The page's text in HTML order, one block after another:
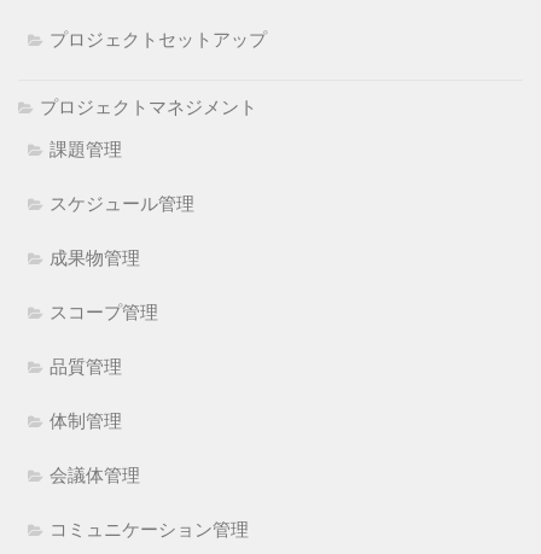
プロジェクトセットアップ
プロジェクトマネジメント
課題管理
スケジュール管理
成果物管理
スコープ管理
品質管理
体制管理
会議体管理
コミュニケーション管理